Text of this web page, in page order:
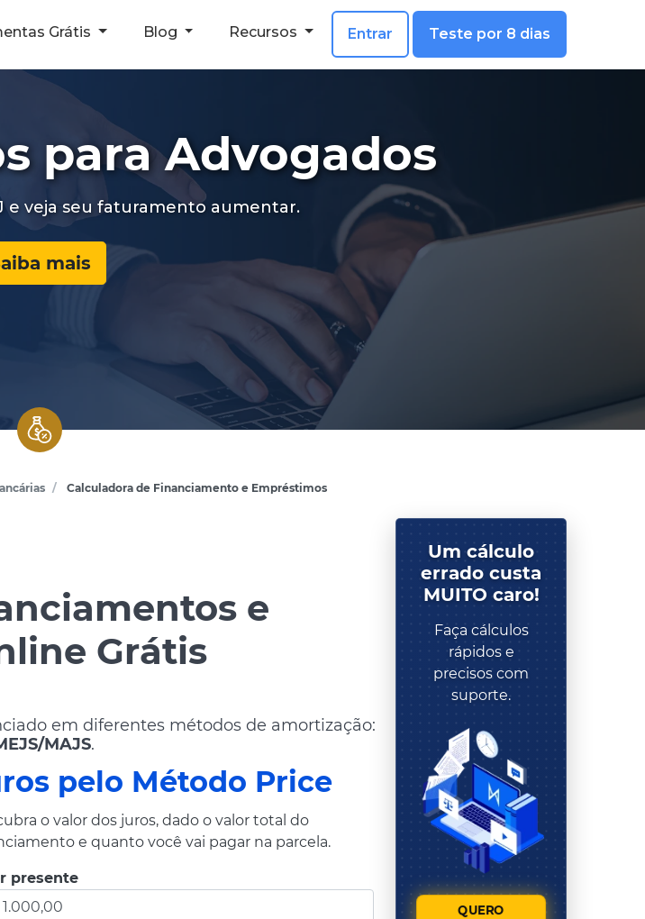
Grátis Blog Recursos Entrar Teste por 8 dias
para Advogados
e veja seu faturamento aumentar.
mais
Calculadora de Financiamento e Empréstimos
e
Grátis
em diferentes métodos de amortização:
MAJS.
pelo Método Price
o valor dos juros, dado o valor total do
e quanto você vai pagar na parcela.
presente
SAIBA MAIS SOBRE OS
Um cálculo
errado custa
MUITO caro!
Faça cálculos
rápidos e
precisos com
suporte.
QUERO